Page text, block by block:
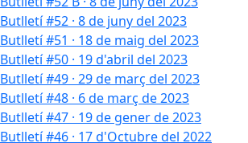
Butlletí #52 · 8 de juny del 2023
Butlletí #51 · 18 de maig del 2023
Butlletí #50 · 19 d'abril del 2023
Butlletí #49 · 29 de març del 2023
Butlletí #48 · 6 de març de 2023
Butlletí #47 · 19 de gener de 2023
Butlletí #46 · 17 d'Octubre del 2022